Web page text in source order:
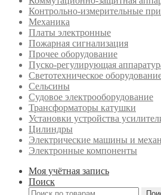
Контрольно-измерительные
Механика
Платы электронные
Пожарная сигнализация
Прочее оборудование
Пуско-регулирующая
Светотехническое
Сельсины
Судовое электрооборудование
Трансформаторы катушки
Установки устройства
Цилиндры
Электрические машины и
Электронные компоненты
Моя учётная запись
Поиск
Искать: